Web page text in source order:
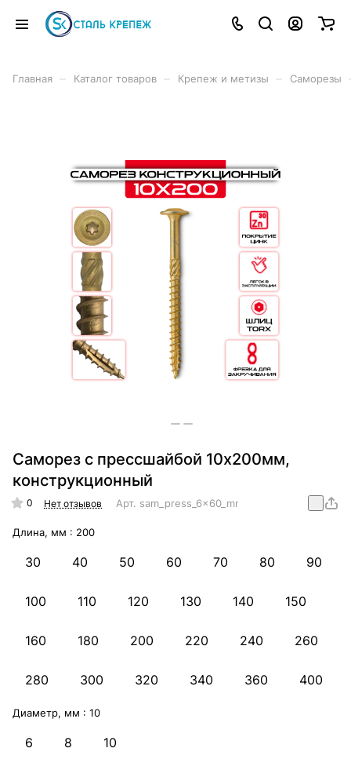
Главная Каталог товаров Крепеж и метизы Саморезы
Саморез с прессшайбой 10х200мм,
конструкционный
0 Нет отзывов Арт. sam_press_6x60_mm_konstr
Длина, мм : 200
30 40 50 60 70 80 90
100 110 120 130 140 150
160 180 200 220 240 260
280 300 320 340 360 400
Диаметр, мм : 10
6 8 10